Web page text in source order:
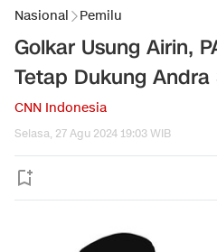
Nasional Pemilu
Golkar Usung Airin,
Tetap Dukung
CNN Indonesia
Selasa, 27 Agu 2024 19:03 WIB